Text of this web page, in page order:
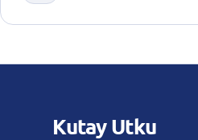
KutayUtku